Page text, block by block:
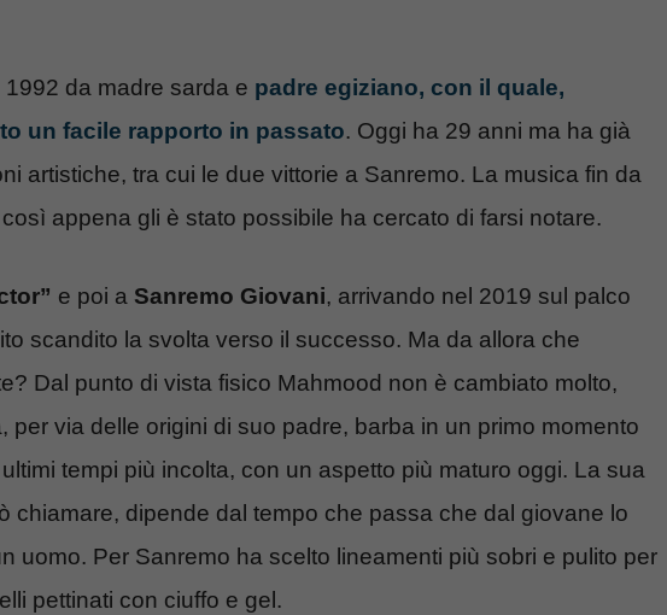
da madre sarda e padre egiziano, con il quale,
un facile rapporto in passato. Oggi ha 29 anni ma ha già
artistiche, tra cui le due vittorie a Sanremo. La musica fin da
appena gli è stato possibile ha cercato di farsi notare.
e poi a Sanremo Giovani, arrivando nel 2019 sul palco
scandito la svolta verso il successo. Ma da allora che
Dal punto di vista fisico Mahmood non è cambiato molto,
per via delle origini di suo padre, barba in un primo momento
tempi più incolta, con un aspetto più maturo oggi. La sua
chiamare, dipende dal tempo che passa che dal giovane lo
uomo. Per Sanremo ha scelto lineamenti più sobri e pulito per
pettinati con ciuffo e gel.